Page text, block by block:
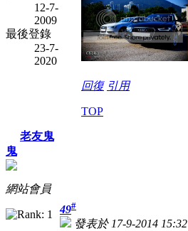
12-7-
2009
最後登錄
23-7-
2020
回復 引用
TOP
老友鬼
鬼
網站會員
49#
發表於 17-9-2014 15:32